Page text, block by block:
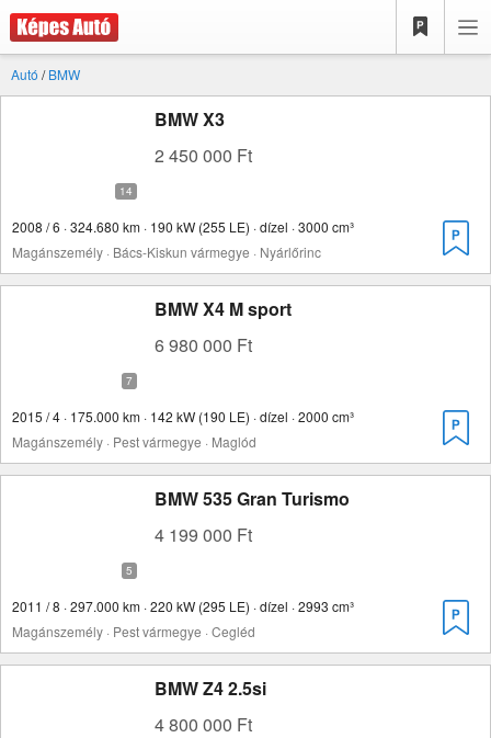
Autó /BMW
BMW X3
2 450 000 Ft
2008 / 6 · 324.680 km · 190 kW (255 LE) · dízel · 3000 cm³
Magánszemély · Bács-Kiskun vármegye · Nyárlőrinc
BMW X4 M sport
6 980 000 Ft
2015 / 4 · 175.000 km · 142 kW (190 LE) · dízel · 2000 cm³
Magánszemély · Pest vármegye · Maglód
BMW 535 Gran Turismo
4 199 000 Ft
2011 / 8 · 297.000 km · 220 kW (295 LE) · dízel · 2993 cm³
Magánszemély · Pest vármegye · Cegléd
BMW Z4 2.5si
4 800 000 Ft